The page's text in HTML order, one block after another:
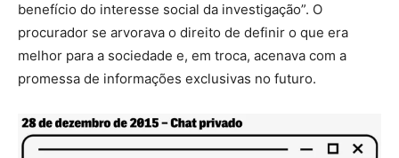
benefício do interesse social da investigação”. O
procurador se arvorava o direito de definir o que era
melhor para a sociedade e, em troca, acenava com a
promessa de informações exclusivas no futuro.